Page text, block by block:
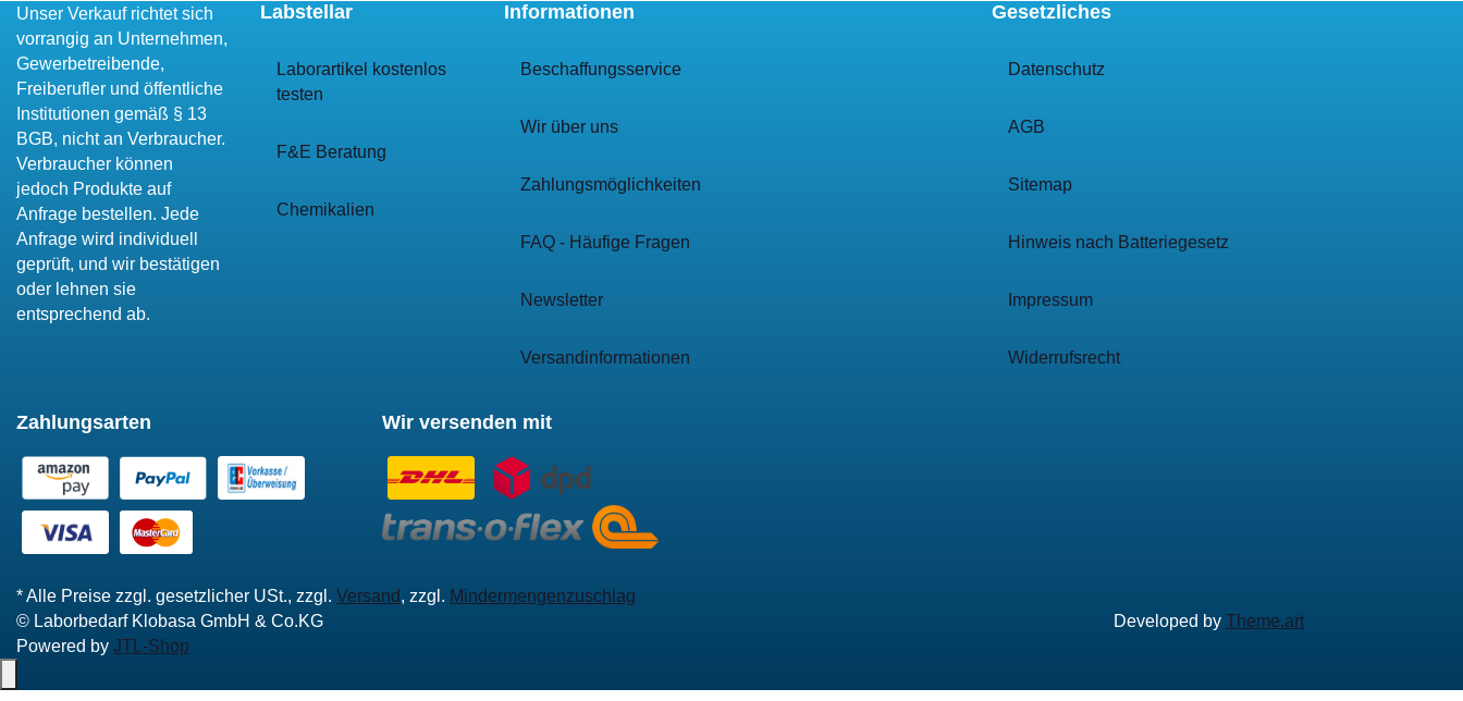
Unser Verkauf richtet sich
vorrangig an Unternehmen,
Gewerbetreibende,
Freiberufler und öffentliche
Institutionen gemäß § 13
BGB, nicht an Verbraucher.
Verbraucher können
jedoch Produkte auf
Anfrage bestellen. Jede
Anfrage wird individuell
geprüft, und wir bestätigen
oder lehnen sie
entsprechend ab.
Labstellar
Laborartikel kostenlos
testen
F&E Beratung
Chemikalien
Informationen
Beschaffungsservice
Wir über uns
Zahlungsmöglichkeiten
FAQ - Häufige Fragen
Newsletter
Versandinformationen
Gesetzliches
Datenschutz
AGB
Sitemap
Hinweis nach Batteriegesetz
Impressum
Widerrufsrecht
Zahlungsarten Wir versenden mit
* Alle Preise zzgl. gesetzlicher USt., zzgl. Versand , zzgl. Mindermengenzuschlag
© Laborbedarf Klobasa GmbH & Co.KG
Developed by Theme.art
Powered by JTL-Shop